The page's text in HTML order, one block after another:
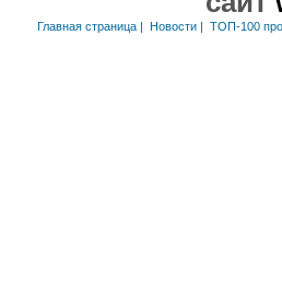
Главная страница| Новости| ТОП-100